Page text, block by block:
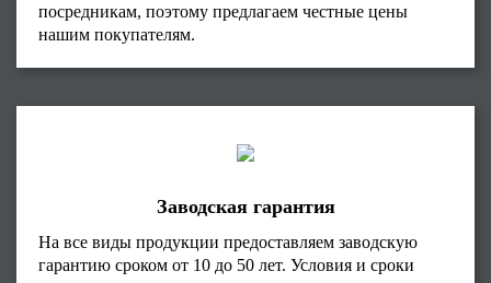
посредникам, поэтому предлагаем честные цены
нашим покупателям.
Заводская гарантия
На все виды продукции предоставляем заводскую
гарантию сроком от 10 до 50 лет. Условия и сроки